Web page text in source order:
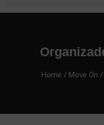
Home / Move On /